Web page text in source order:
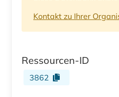
Kontakt zu Ihrer
Ressourcen-ID
3862